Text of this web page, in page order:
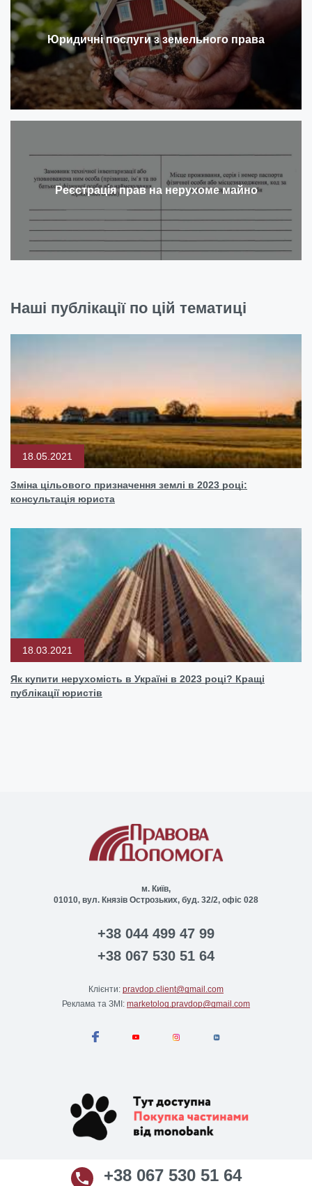
Юридичні послуги з земельного права
Реєстрація прав на нерухоме майно
Наші публікації по цій тематиці
18.05.2021
Зміна цільового призначення землі в 2023 році:
консультація юриста
18.03.2021
Як купити нерухомість в Україні в 2023 році? Кращі
публікації юристів
м. Київ,
01010, вул. Князів Острозьких, буд. 32/2, офіс 028
+38 044 499 47 99
+38 067 530 51 64
Клієнти: pravdop.client@gmail.com
Реклама та ЗМІ: marketolog.pravdop@gmail.com
+38 067 530 51 64